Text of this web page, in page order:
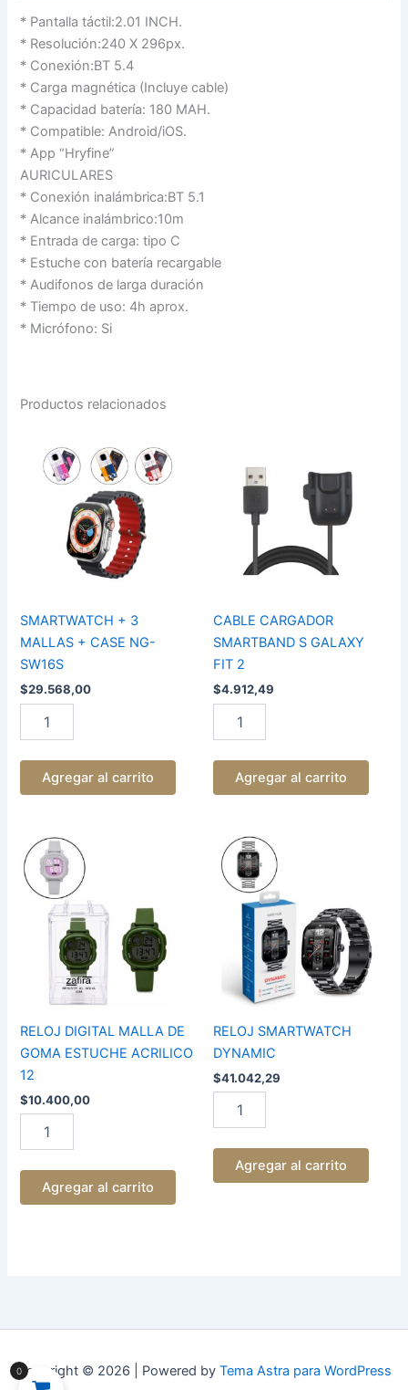
* Pantalla táctil:2.01 INCH.
* Resolución:240 X 296px.
* Conexión:BT 5.4
* Carga magnética (Incluye cable)
* Capacidad batería: 180 MAH.
* Compatible: Android/iOS.
* App “Hryfine”
AURICULARES
* Conexión inalámbrica:BT 5.1
* Alcance inalámbrico:10m
* Entrada de carga: tipo C
* Estuche con batería recargable
* Audifonos de larga duración
* Tiempo de uso: 4h aprox.
* Micrófono: Si
Productos relacionados
SMARTWATCH + 3
MALLAS + CASE NG-
SW16S
$29.568,00
MALLAS
Agregar al carrito
CABLE CARGADOR
SMARTBAND S GALAXY
FIT 2
$4.912,49
SMARTBAND
cantidad
Agregar al carrito
RELOJ DIGITAL MALLA DE
GOMA ESTUCHE ACRILICO
12
$10.400,00
RELOJ
DIGITAL
MALLA
DE
GOMA
ESTUCHE
ACRILICO
cantidad
Agregar al carrito
RELOJ SMARTWATCH
DYNAMIC
$41.042,29
RELOJ
SMARTWATCH
DYNAMIC
cantidad
Agregar al carrito
Copyright © 2026 | Powered by Tema Astra para WordPress
0